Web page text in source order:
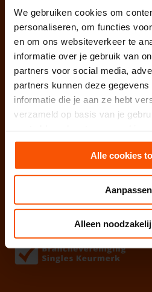
We gebruiken cookies om
personaliseren, om functies
en om ons websiteverkeer te
informatie over je gebruik van
partners voor social media,
partners kunnen deze
informatie die je aan ze hebt
verzameld op basis van je
gebruiken.
Alle cookies
Aanpassen
Alleen
Facebook
Linkedin
Neem vrijblijvend contact op
Voor vragen over onze aanpak
belafspraakmaken of direct
Slagingskanstest